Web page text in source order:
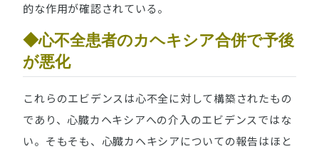
的な作用が確認されている。
◆心不全患者のカヘキシア合併で予後
が悪化
これらのエビデンスは心不全に対して構築されたもの
であり、心臓カヘキシアへの介入のエビデンスではな
い。そもそも、心臓カヘキシアについての報告はほと